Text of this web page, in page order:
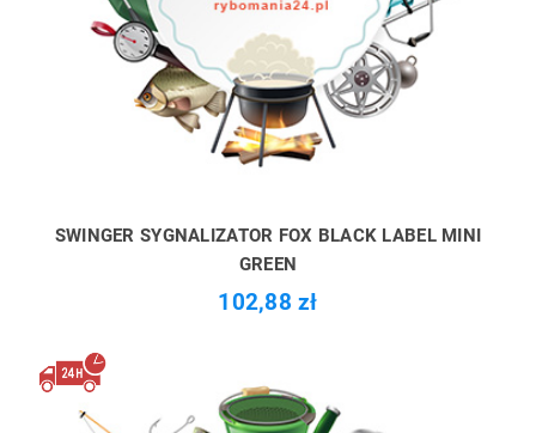
SWINGER SYGNALIZATOR FOX BLACK LABEL MINI
GREEN
102,88 zł